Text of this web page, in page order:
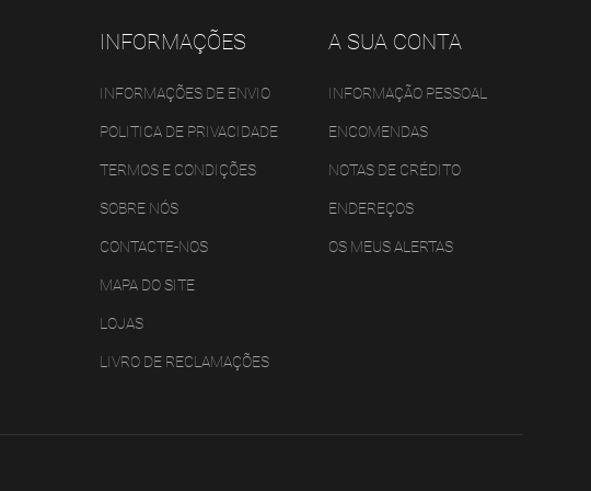
INFORMAÇÕES
INFORMAÇÕES DE ENVIO
POLITICA DE PRIVACIDADE
TERMOS E CONDIÇÕES
SOBRE NÓS
CONTACTE-NOS
MAPA DO SITE
LOJAS
LIVRO DE RECLAMAÇÕES
A SUA CONTA
INFORMAÇÃO PESSOAL
ENCOMENDAS
NOTAS DE CRÉDITO
ENDEREÇOS
OS MEUS ALERTAS